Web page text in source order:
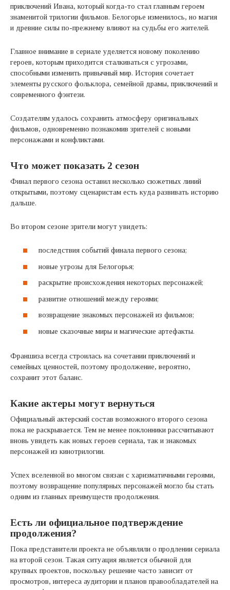
приключений Ивана, который когда-то стал главным героем
знаменитой трилогии фильмов. Белогорье изменилось, но магия
и древние силы по-прежнему влияют на судьбы его жителей.
Главное внимание в сериале уделяется новому поколению
героев, которым приходится сталкиваться с угрозами,
способными изменить привычный мир. История сочетает
элементы русского фольклора, семейной драмы, приключений и
современного фэнтези.
Создателям удалось сохранить атмосферу оригинальных
фильмов, одновременно познакомив зрителей с новыми
персонажами и конфликтами.
Что может показать 2 сезон
Финал первого сезона оставил несколько сюжетных линий
открытыми, поэтому сценаристам есть куда развивать историю
дальше.
Во втором сезоне зрители могут увидеть:
последствия событий финала первого сезона;
новые угрозы для Белогорья;
раскрытие происхождения некоторых персонажей;
развитие отношений между героями;
возвращение знакомых персонажей из фильмов;
новые сказочные миры и магические артефакты.
Франшиза всегда строилась на сочетании приключений и
семейных ценностей, поэтому продолжение, вероятно,
сохранит этот баланс.
Какие актеры могут вернуться
Официальный актерский состав возможного второго сезона
пока не раскрывается. Тем не менее поклонники рассчитывают
вновь увидеть как новых героев сериала, так и знакомых
персонажей из кинотрилогии.
Успех вселенной во многом связан с харизматичными героями,
поэтому возвращение популярных персонажей могло бы стать
одним из главных преимуществ продолжения.
Есть ли официальное подтверждение
продолжения?
Пока представители проекта не объявляли о продлении сериала
на второй сезон. Такая ситуация является обычной для
крупных проектов, поскольку решение часто зависит от
просмотров, интереса аудитории и планов правообладателей на